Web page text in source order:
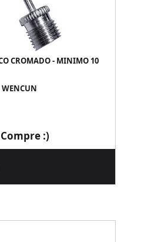
CROMADO - MINIMO 10
WENCUN
:)